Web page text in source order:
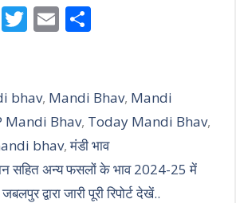
F
ac
T
w
er
E
m
l e
bhav, Mandi Bhav, Mandi
Mandi Bhav, Today Mandi Bhav,
bhav,मंडी भाव
सहित अन्य फसलों के भाव 2024-25 में
द्वारा जारी पूरी रिपोर्ट देखें..